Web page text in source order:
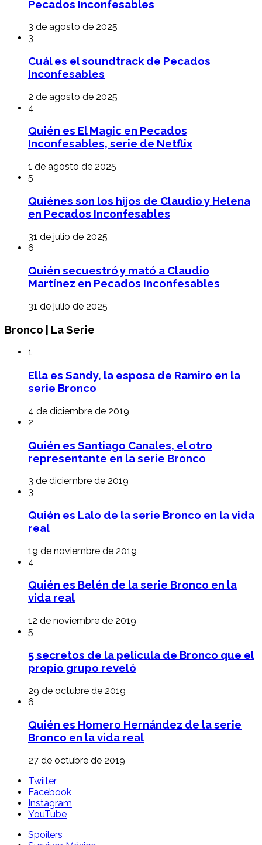
Pecados Inconfesables
3 de agosto de 2025
3
Cuál es el soundtrack de Pecados
Inconfesables
2 de agosto de 2025
4
Quién es El Magic en Pecados
Inconfesables, serie de Netflix
1 de agosto de 2025
5
Quiénes son los hijos de Claudio y Helena
en Pecados Inconfesables
31 de julio de 2025
6
Quién secuestró y mató a Claudio
Martínez en Pecados Inconfesables
31 de julio de 2025
Bronco | La Serie
1
Ella es Sandy, la esposa de Ramiro en la
serie Bronco
4 de diciembre de 2019
2
Quién es Santiago Canales, el otro
representante en la serie Bronco
3 de diciembre de 2019
3
Quién es Lalo de la serie Bronco en la vida
real
19 de noviembre de 2019
4
Quién es Belén de la serie Bronco en la
vida real
12 de noviembre de 2019
5
5 secretos de la película de Bronco que el
propio grupo reveló
29 de octubre de 2019
6
Quién es Homero Hernández de la serie
Bronco en la vida real
27 de octubre de 2019
Twiiter
Facebook
Instagram
YouTube
Spoilers